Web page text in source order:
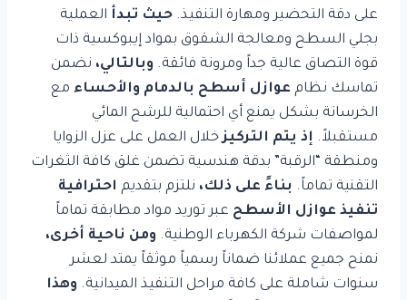
على دقة التحضير ومهارة التنفيذ. حيث تبدأ العملية
بجلي السطح ومعالجة الشقوق بمواد إيبوكسية ذات
قوة التصاق عالية جداً ومرونة فائقة. وبالتالي، نضمن
تماسك نظام عوازل أسطح بالدمام والأحساء مع
الخرسانة بشكل يمنع أي احتمالية للرشح المائي
مستقبلاً. إذ يتم التركيزخلال العمل على عزل الزوايا
ومنطقة “الرقبة” بدقة هندسية تضمن غلق كافة الثغرات
التقنية تماماً. بناءً على ذلك، نلتزم بتقديم احترافية
تنفيذ عوازل الأسطح عبر توريد مواد مطابقة تماماً
لمواصفات شركة الكهرباء الوطنية. ومن ناحية أخرى،
نمنح جميع عملائنا ضماناً رسمياً موثقاً يمتد لعشر
سنوات شاملة على كافة مراحل التنفيذ الميدانية. وهذا